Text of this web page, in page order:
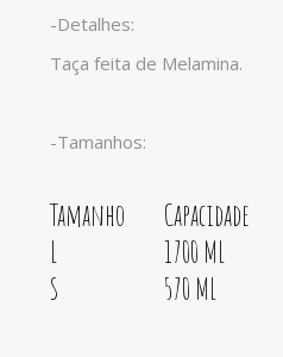
-Detalhes:
Taça feita de Melamina.
-Tamanhos:
Tamanho Capacidade
L
1700 ML
S
570 ML